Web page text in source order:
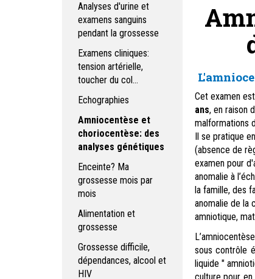
Analyses d'urine et
examens sanguins
pendant la grossesse
Examens cliniques:
tension artérielle,
toucher du col...
Echographies
Amniocentèse et
choriocentèse: des
analyses génétiques
Enceinte? Ma
grossesse mois par
mois
Alimentation et
grossesse
Grossesse difficile,
dépendances, alcool et
HIV
Cet examen
ans, en raison
malformations
Il se pratique
(absence de
examen pour
anomalie à
la famille, des
anomalie de la
amniotique,
sous contrôle
liquide "